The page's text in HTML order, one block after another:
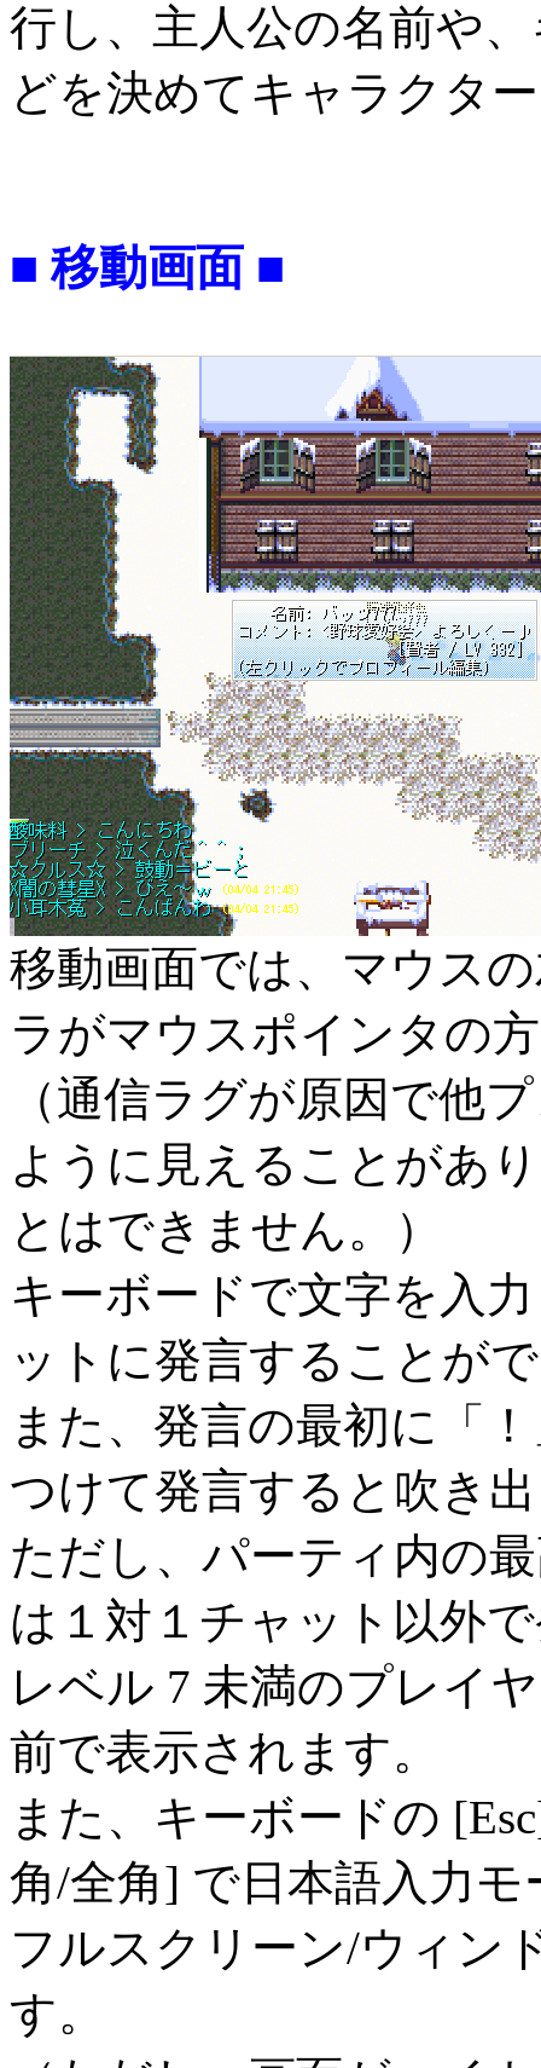
行し、主人公の名前や
どを決めてキャラクタ
■ 移動画面 ■
移動画面では、マウス
ラがマウスポインタの
（通信ラグが原因で他
ように見えることがあ
とはできません。）
キーボードで文字を入
ットに発言することが
また、発言の最初に「
つけて発言すると吹き
ただし、パーティ内の
は１対１チャット以外
レベル 7 未満のプレイ
前で表示されます。
また、キーボードの
角/全角] で日本語入力
フルスクリーン/ウィン
す。